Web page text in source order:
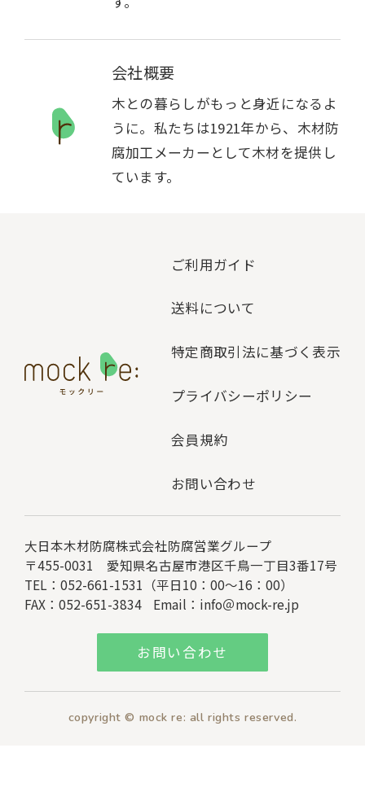
会社概要
木との暮らしがもっと身近になるよ
うに。私たちは1921年から、木材防
腐加工メーカーとして木材を提供し
ています。
ご利用ガイド
送料について
特定商取引法に基づく表示
プライバシーポリシー
会員規約
お問い合わせ
大日本木材防腐株式会社防腐営業グループ
〒455-0031 愛知県名古屋市港区千鳥一丁目3番17号
TEL：052-661-1531（平日10：00～16：00）
FAX：052-651-3834
Email： info＠mock-re.jp
お問い合わせ
copyright © mock re: all rights reserved.